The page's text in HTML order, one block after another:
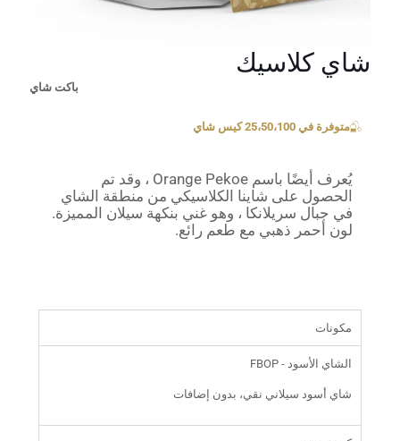
شاي كلاسيك
باكت شاي
متوفرة في 25،50،100 كيس شاي
يُعرف أيضًا باسم Orange Pekoe ، وقد تم
الحصول على شاينا الكلاسيكي من منطقة الشاي
في جبال سريلانكا ، وهو غني بنكهة سيلان المميزة.
لون أحمر ذهبي مع طعم رائع.
مكونات
الشاي الأسود - FBOP
شاي أسود سيلاني نقي، بدون إضافات